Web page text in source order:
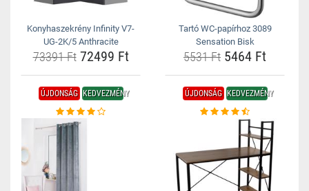
Konyhaszekrény Infinity V7-
UG-2K/5 Anthracite
73391 Ft72499 Ft
Tartó WC-papírhoz 3089
Sensation Bisk
5531 Ft 5464 Ft
ÚJDONSÁG KEDVEZMÉNY ÚJDONSÁG KEDVEZMÉNY